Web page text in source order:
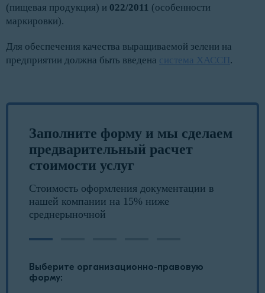
(пищевая продукция) и 022/2011 (особенности
маркировки).
Для обеспечения качества выращиваемой зелени на
предприятии должна быть введена система ХАССП.
Заполните форму и мы сделаем
предварительный расчет
стоимости услуг
Стоимость оформления документации в
нашей компании на 15% ниже
среднерыночной
Выберите организационно-правовую
форму: